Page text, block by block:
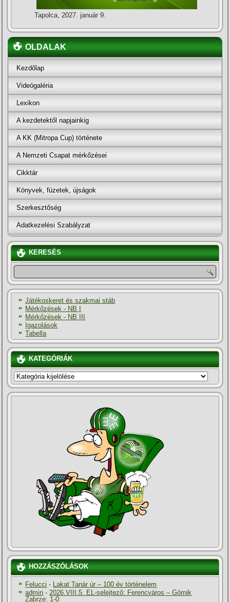
Tapolca, 2027. január 9.
OLDALAK
Kezdőlap
Videógaléria
Lexikon
A kezdetektől napjainkig
A KK (Mitropa Cup) története
A Nemzeti Csapat mérkőzései
Cikktár
Könyvek, füzetek, újságok
Szerkesztőség
Adatkezelési Szabályzat
KERESÉS
Játékoskeret és szakmai stáb
Mérkőzések - NB I
Mérkőzések - NB III
Igazolások
Tabella
KATEGÓRIÁK
KATEGÓRIÁK
HOZZÁSZÓLÁSOK
Felucci - Lakat Tanár úr – 100 év történelem
admin -2026.VIII.5. EL-selejtező: Ferencváros – Górnik
Zabrze: 1-0